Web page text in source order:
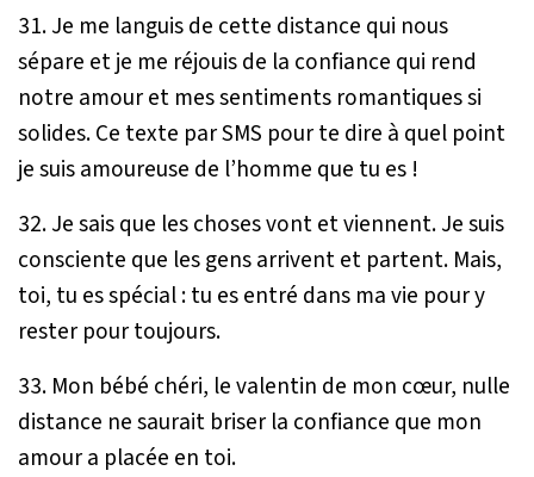
31. Je me languis de cette distance qui nous
sépare et je me réjouis de la confiance qui rend
notre amour et mes sentiments romantiques si
solides. Ce texte par SMS pour te dire à quel point
je suis amoureuse de l’homme que tu es !
32. Je sais que les choses vont et viennent. Je suis
consciente que les gens arrivent et partent. Mais,
toi, tu es spécial : tu es entré dans ma vie pour y
rester pour toujours.
33. Mon bébé chéri, le valentin de mon cœur, nulle
distance ne saurait briser la confiance que mon
amour a placée en toi.